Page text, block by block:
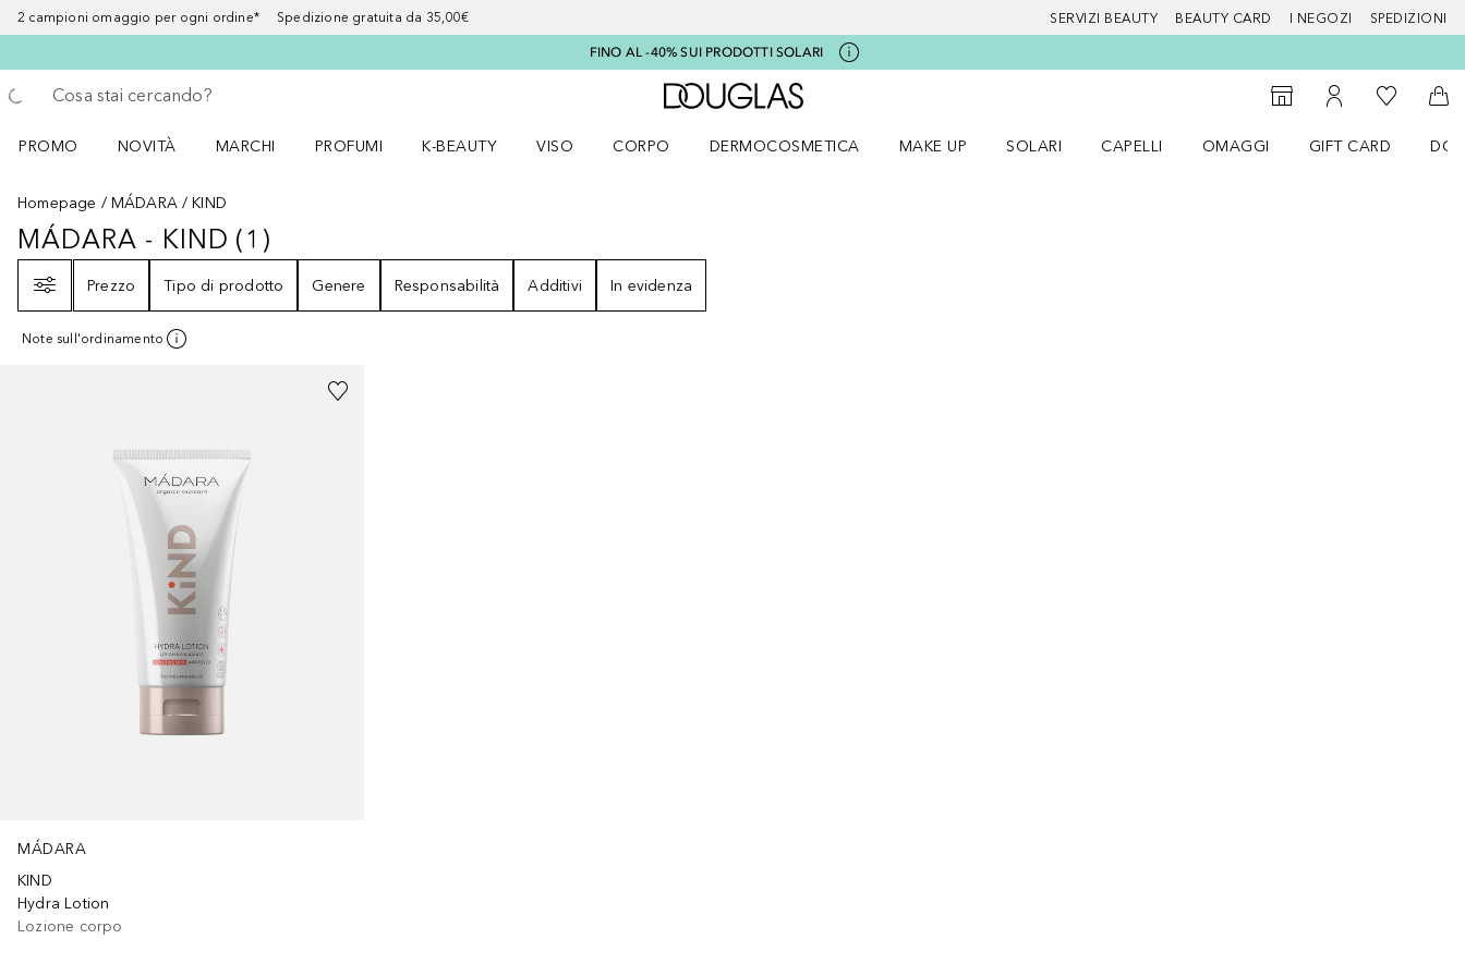
2 campioni omaggio per ogni ordine* Spedizione gratuita da 35,00€ SERVIZI BEAUTY BEAUTY CARD I NEGOZI SPEDIZIONI
FINO AL -40% SUI PRODOTTI SOLARI
Torna indietro
Esegui ricerca
A Douglas Home
StorefinderAl Mio Account
Alla Mia
Al
PROMO
NOVITÀ
MARCHI
PROFUMI
K-BEAUTY
VISO
CORPO
DERMOCOSMETICA
MAKE UP
SOLARI
CAPELLI
OMAGGI
GIFT CARD
Homepage MÁDARA KIND
MÁDARA - KIND1RISULTATI
MÁDARA - KIND (1 )
Prezzo
Tipo di prodotto Genere Responsabilità Additivi In evidenza
Note sull'ordinamento
MÁDARA
KIND
Hydra Lotion
Lozione corpo